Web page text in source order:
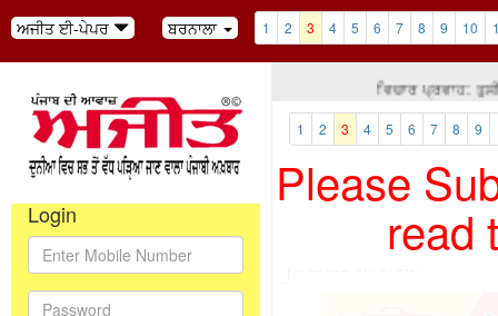
ਅਜੀਤ ਈ-ਪੇਪਰ ਬਰਨਾਲਾ 1 2 3 4 5 6 7 8 9 10
Login
ਵਿਚਾਰ ਪ੍ਰਵਾਹ:
1 2 3 4 5 6 7 8 9
Please
read